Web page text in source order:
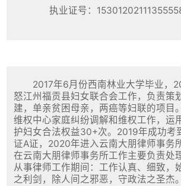
执业证号：
2017年6月份西南林业大学毕业，
怒江州福贡县妇女联合会工作，负责策
建，单亲贫困母亲，两癌等妇联的项目
维权中心家庭纠纷调解和维权工作，运
护妇女合法权益30+次。2019年成功考
证A证，2020年进入云南大朋律师事务
在云南大朋律师事务所工作主要负责处
从事律师工作期间：工作认真、细致，
之利剑，除人间之邪恶，守政法之圣杰。